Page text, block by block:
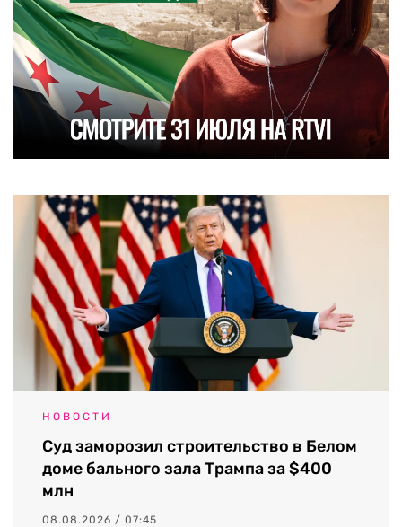
НОВОСТИ
Суд заморозил строительство в Белом
доме бального зала Трампа за $400
млн
08.08.2026 / 07:45